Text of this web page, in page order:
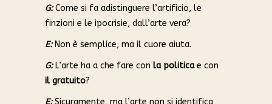
G: Come si fa adistinguere l’artificio, le
finzioni e le ipocrisie, dall’arte vera?
E:Non è semplice, ma il cuore aiuta.
G:L’arte ha a che fare con la politicae con
il gratuito?